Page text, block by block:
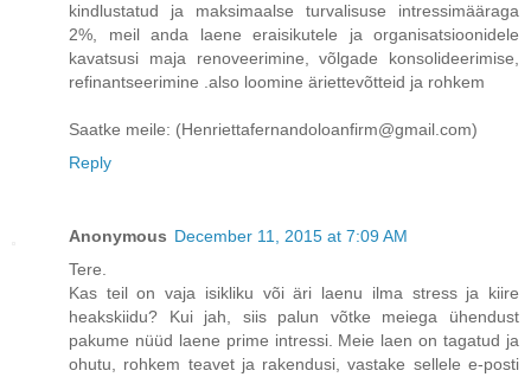
kindlustatud ja maksimaalse turvalisuse intressimääraga
2%, meil anda laene eraisikutele ja organisatsioonidele
kavatsusi maja renoveerimine, võlgade konsolideerimise,
refinantseerimine .also loomine äriettevõtteid ja rohkem
Saatke meile: (Henriettafernandoloanfirm@gmail.com)
Reply
Anonymous December 11, 2015 at 7:09 AM
Tere.
Kas teil on vaja isikliku või äri laenu ilma stress ja kiire
heakskiidu? Kui jah, siis palun võtke meiega ühendust
pakume nüüd laene prime intressi. Meie laen on tagatud ja
ohutu, rohkem teavet ja rakendusi, vastake sellele e-posti